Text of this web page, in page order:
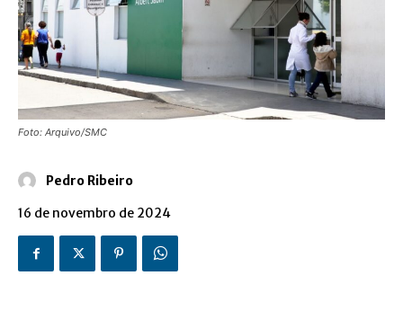
Foto: Arquivo/SMC
Pedro Ribeiro
16 de novembro de 2024